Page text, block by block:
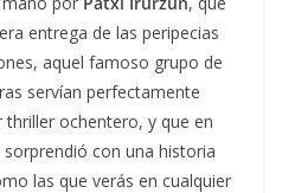
entrega de las peripecias
aquel famoso grupo de
servían perfectamente
ochentero, y que en
con una historia
las que verás en cualquier